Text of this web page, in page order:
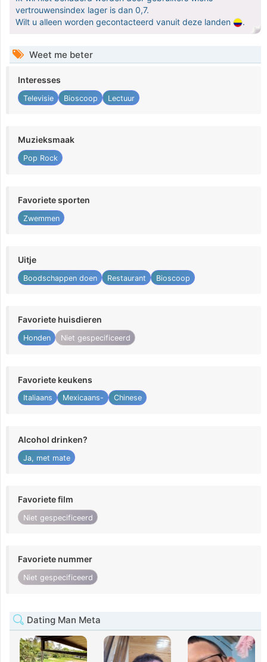
vertrouwensindex lager is dan 0,7.
Wilt u alleen worden gecontacteerd vanuit deze landen
.
Weet me beter
Interesses
Televisie Bioscoop Lectuur
Muzieksmaak
Pop Rock
Favoriete sporten
Zwemmen
Uitje
Boodschappen doen Restaurant Bioscoop
Favoriete huisdieren
Honden Niet gespecificeerd
Favoriete keukens
Italiaans Mexicaans- Chinese
Alcohol drinken?
Ja, met mate
Favoriete film
Niet gespecificeerd
Favoriete nummer
Niet gespecificeerd
Dating Man Meta